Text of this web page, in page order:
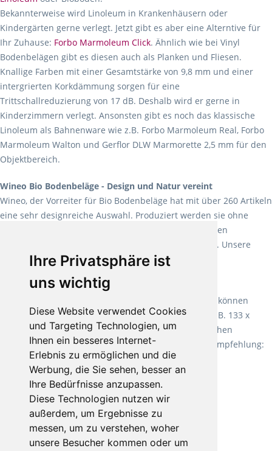
Ihre Privatsphäre ist
uns wichtig
Diese Website verwendet Cookies
und Targeting Technologien, um
Ihnen ein besseres Internet-
Erlebnis zu ermöglichen und die
Werbung, die Sie sehen, besser an
Ihre Bedürfnisse anzupassen.
Diese Technologien nutzen wir
außerdem, um Ergebnisse zu
messen, um zu verstehen, woher
unsere Besucher kommen oder um
Bekannterweise wird Linoleum in Krankenhäusern oder
Kindergärten gerne verlegt. Jetzt gibt es aber eine Alterntive für
Ihr Zuhause: Forbo Marmoleum Click. Ähnlich wie bei Vinyl
Bodenbelägen gibt es diesen auch als Planken und Fliesen.
Knallige Farben mit einer Gesamtstärke von 9,8 mm und einer
intergrierten Korkdämmung sorgen für eine
Trittschallreduzierung von 17 dB. Deshalb wird er gerne in
Kinderzimmern verlegt. Ansonsten gibt es noch das klassische
Linoleum als Bahnenware wie z.B. Forbo Marmoleum Real, Forbo
Marmoleum Walton und Gerflor DLW Marmorette 2,5 mm für den
Objektbereich.
Wineo Bio Bodenbeläge - Design und Natur vereint
Wineo, der Vorreiter für Bio Bodenbeläge hat mit über 260 Artikeln
eine sehr designreiche Auswahl. Produziert werden sie ohne
Weichmacher und Lösungsmittel. Mit allen verfügbaren
Verlegearten ist er für jegliche Bauvorhaben attraktiv. Unsere
Empfehlung:Wineo 1000 Multi Layer XXL.
Teppiche für ein angenehmes Laufgefühl
machen es schon lange vor. Sie können
Teppich in Ihrem gewünschten Sondermaß kaufen, z.B. 133 x
60cm. Vor allem in Schlafzimmern aufgrund der weichen
Oberfläche ein sehr beliebter Zusatzboden. Unsere Empfehlung:
Fletco Fluffy und Fletco Hermelin